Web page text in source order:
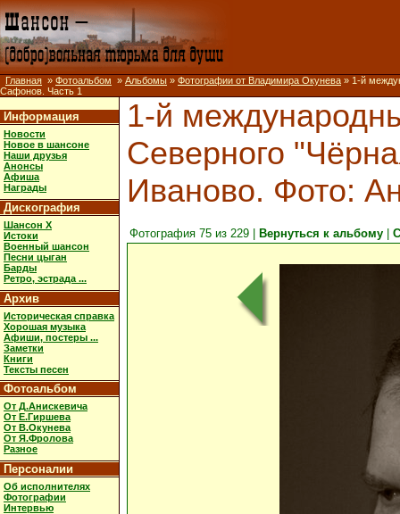
Главная » Фотоальбом » Альбомы » Фотографии от Владимира Окунева » 1-й
Сафонов. Часть 1
Информация
Новости
Новое в шансоне
Наши друзья
Анонсы
Афиша
Награды
Дискография
Шансон X
Истоки
Военный шансон
Песни цыган
Барды
Ретро, эстрада ...
Архив
Историческая справка
Хорошая музыка
Афиши, постеры ...
Заметки
Книги
Тексты песен
Фотоальбом
От Д.Анискевича
От Е.Гиршева
От В.Окунева
От Я.Фролова
Разное
Персоналии
Об исполнителях
Фотографии
Интервью
1-й
Северного
Иваново. Фото:
Фотография 75 из 229 | Вернуться к альбому